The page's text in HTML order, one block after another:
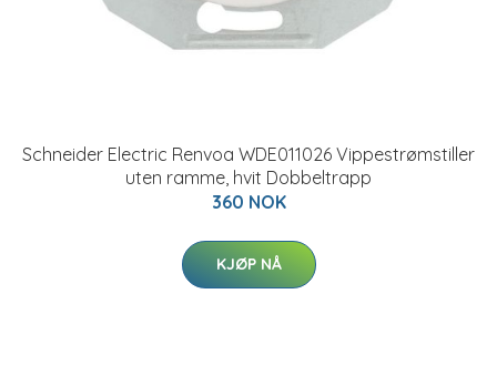
Schneider Electric Renvoa WDE011026 Vippestrømstiller
uten ramme, hvit Dobbeltrapp
360 NOK
KJØP NÅ